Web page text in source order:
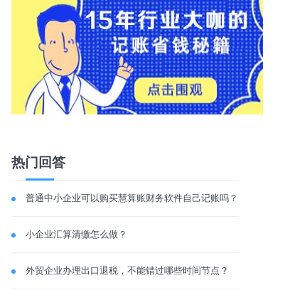
热门回答
普通中小企业可以购买慧算账财务软件自己记账吗？
小企业汇算清缴怎么做？
外贸企业办理出口退税，不能错过哪些时间节点？